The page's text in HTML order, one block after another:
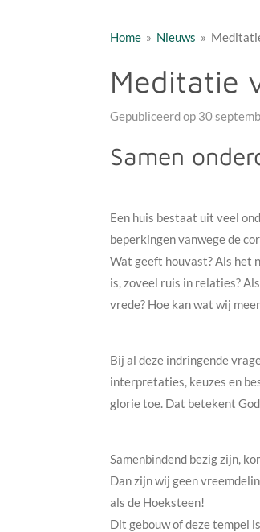
Home » Nieuws »
Meditatie
Gepubliceerd op 30
Samen
Een huis bestaat uit veel
beperkingen vanwege de
Wat geeft houvast? Als het
is, zoveel ruis in relaties?
vrede? Hoe kan wat wij
Bij al deze indringende
interpretaties, keuzes en
glorie toe. Dat betekent
Samenbindend bezig zijn,
Dan zijn wij geen
als de Hoeksteen!
Dit gebouw of deze tempel